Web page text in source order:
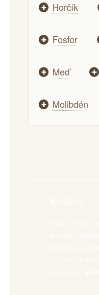
✚ Horčík
✚ Fosfor
✚ Meď ✚
✚ Molibdén